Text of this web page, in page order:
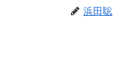
浜田聡